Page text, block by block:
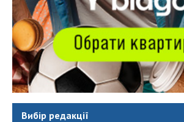
Вибір редакції